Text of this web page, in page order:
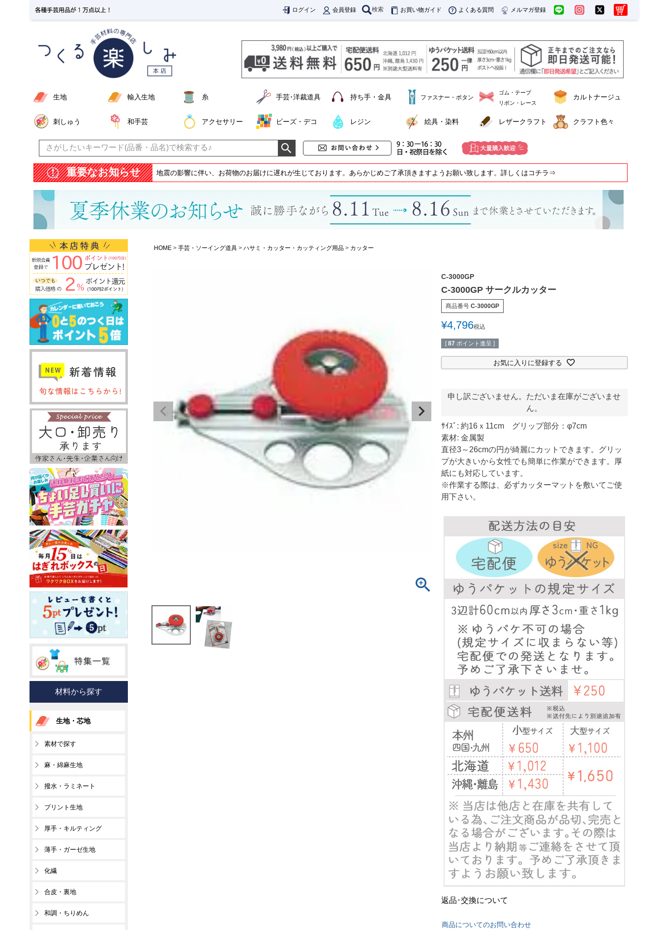
ログイン 会員登録 検索 お買い物ガイド よくある質問 メルマガ登録
生地 輸入生地 糸 手芸･洋裁道具 持ち手・金具 ファスナー・ボタン
ゴム・テープ
リボン・レース
カルトナージュ
刺しゅう 和手芸 アクセサリー ビーズ・デコ レジン 絵具・染料 レザークラフト クラフト色々
重要なお知らせ 地震の影響に伴い、お荷物のお届けに遅れが生じております。あらかじめご了承頂きますようお願い致します。詳しくはコチラ⇒
HOME 手芸・ソーイング道具 ハサミ・カッター・カッティング用品 カッター
C-3000GP
C-3000GP サークルカッター
商品番号 C-3000GP
¥4,796税込
[ 87 ポイント進呈 ]
お気に入りに登録する
申し訳ございません。ただいま在庫がございませ
ん。
ｻｲｽﾞ: 約16ｘ11cm グリップ部分：φ7cm
素材: 金属製
直径3～26cmの円が綺麗にカットできます。グリッ
プが大きいから女性でも簡単に作業ができます。厚
紙にも対応しています。
※作業する際は、必ずカッターマットを敷いてご使
用下さい。
返品･交換について
商品についてのお問い合わせ
材料から探す
生地・芯地
素材で探す
麻・綿麻生地
撥水・ラミネート
プリント生地
厚手・キルティング
薄手・ガーゼ生地
化繊
合皮・裏地
和調・ちりめん